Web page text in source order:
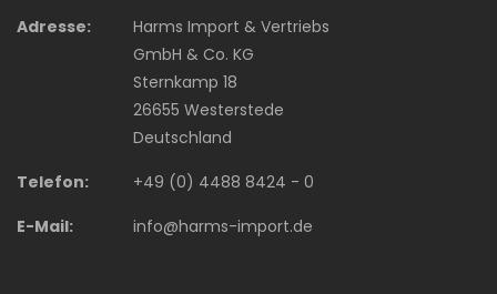
Adresse:
Harms Import & Vertriebs
GmbH & Co. KG
Sternkamp 18
26655 Westerstede
Deutschland
Telefon:
+49 (0) 4488 8424 - 0
E-Mail:
info@harms-import.de